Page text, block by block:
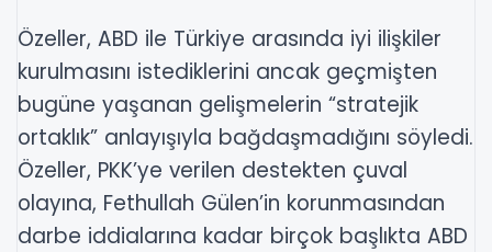
Özeller, ABD ile Türkiye arasında iyi ilişkiler
kurulmasını istediklerini ancak geçmişten
bugüne yaşanan gelişmelerin “stratejik
ortaklık” anlayışıyla bağdaşmadığını söyledi.
Özeller, PKK’ye verilen destekten çuval
olayına, Fethullah Gülen’in korunmasından
darbe iddialarına kadar birçok başlıkta ABD